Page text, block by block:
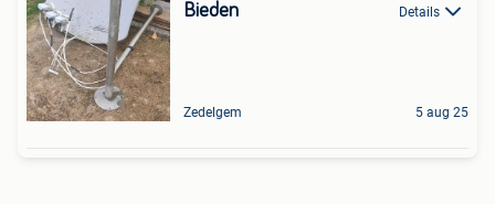
Bieden Details
Zedelgem 5 aug 25